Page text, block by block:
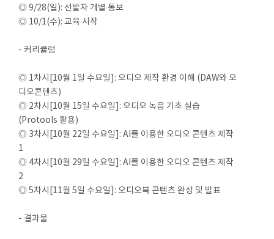
◎ 9/28(일): 선발자 개별 통보
◎ 10/1(수): 교육 시작
- 커리큘럼
◎ 1차시[10월 1일 수요일]: 오디오 제작 환경 이해 (DAW와 오
디오콘텐츠)
◎ 2차시[10월 15일 수요일]: 오디오 녹음 기초 실습
(Protools 활용)
◎ 3차시[10월 22일 수요일]: AI를 이용한 오디오 콘텐츠 제작
1
◎ 4차시[10월 29일 수요일]: AI를 이용한 오디오 콘텐츠 제작
2
◎ 5차시[11월 5일 수요일]: 오디오북 콘텐츠 완성 및 발표
- 결과물